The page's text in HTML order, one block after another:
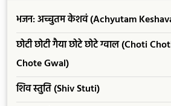
भजन: अच्चुतम केशवं (Achyutam
छोटी छोटी गैया छोटे छोटे ग्वाल (Choti
Chote Gwal)
शिव स्तुति (Shiv Stuti)